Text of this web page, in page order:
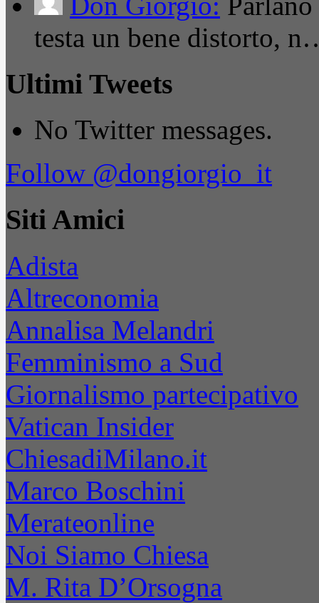
testa un bene distorto,
Ultimi Tweets
No Twitter messages.
Follow @dongiorgio_it
Siti Amici
Adista
Altreconomia
Annalisa Melandri
Femminismo a Sud
Giornalismo partecipativo
Vatican Insider
ChiesadiMilano.it
Marco Boschini
Merateonline
Noi Siamo Chiesa
M. Rita D’Orsogna